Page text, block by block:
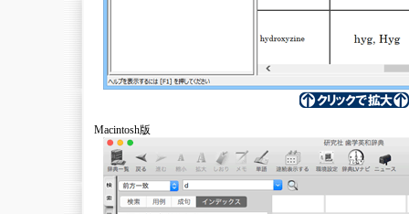
Macintosh版